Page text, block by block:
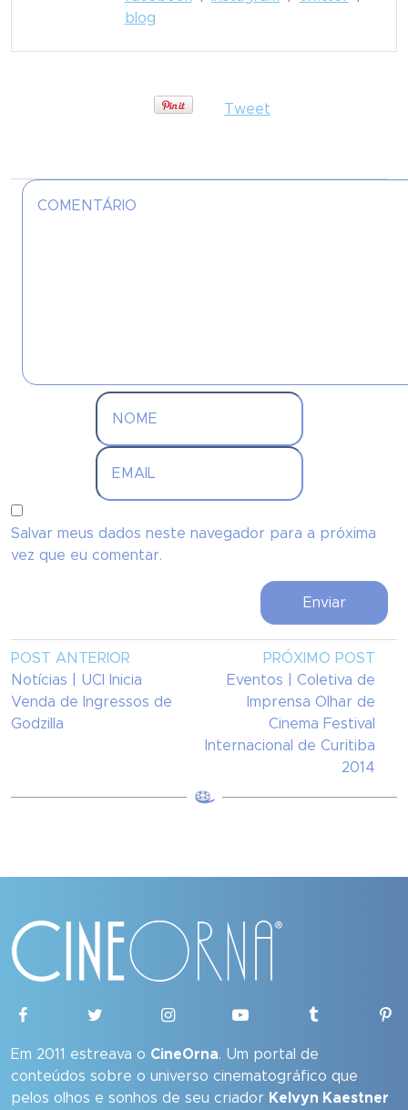
blog
Tweet
Salvar meus dados neste navegador para a próxima
vez que eu comentar.
POST ANTERIOR
Notícias | UCI Inicia
Venda de Ingressos de
Godzilla
PRÓXIMO POST
Eventos | Coletiva de
Imprensa Olhar de
Cinema Festival
Internacional de Curitiba
2014
Em 2011 estreava o CineOrna. Um portal de
conteúdos sobre o universo cinematográfico que
pelos olhos e sonhos de seu criador Kelvyn Kaestner